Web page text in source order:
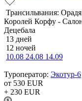
Трансильвания:
Королей Корфу -
Децебала
13 дней
12 ночей
10.08 24.08 14.09
Туроператор: Экотур-6
от 530 EUR
+ 230 EUR